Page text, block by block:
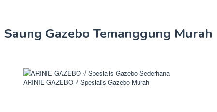
Saung Gazebo Temanggung Murah
ARINIE GAZEBO √ Spesialis Gazebo Murah